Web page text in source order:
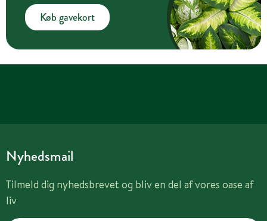
Køb gavekort
Nyhedsmail
Tilmeld dig nyhedsbrevet og bliv en del af vores oase af
liv